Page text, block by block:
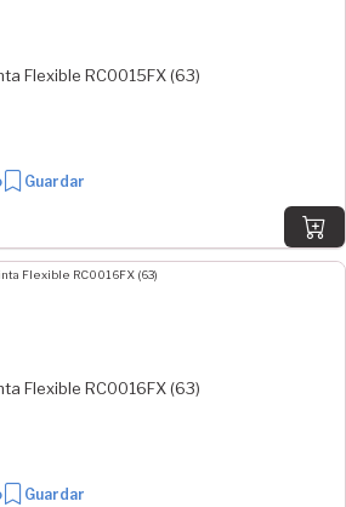
Flexible RC0015FX (63)
Guardar
Flexible RC0016FX (63)
Guardar